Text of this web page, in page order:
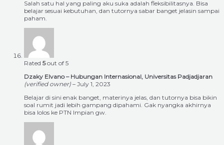
Salah satu hal yang paling aku suka adalah fleksibilitasnya. Bisa
belajar sesuai kebutuhan, dan tutornya sabar banget jelasin sampai
paham.
Rated 5out of 5
Dzaky Elvano – Hubungan Internasional, Universitas Padjadjaran
(verified owner) – July 1, 2023
Belajar di sini enak banget, materinya jelas, dan tutornya bisa bikin
soal rumit jadi lebih gampang dipahami. Gak nyangka akhirnya
bisa lolos ke PTN Impian gw.